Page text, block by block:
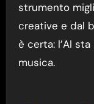
strumento
creative e dal
è certa: l’AI
musica.